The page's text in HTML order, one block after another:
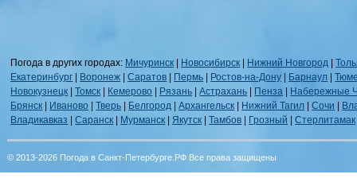
Погода в других городах: Мичуринск | Новосибирск | Нижний Новгород |
Екатеринбург | Воронеж |Саратов | Пермь | Ростов-на-Дону | Барнаул |
Новокузнецк |Томск | Кемерово | Рязань |Астрахань | Пенза | Набережные
Брянск | Иваново |Тверь | Белгород |Архангельск | Нижний Тагил |Сочи |
Владикавказ |Саранск | Мурманск | Якутск |Тамбов | Грозный |Стерлитамак
© 2013-2026 Погода в Санкт-Петербурге.РФ Все права защищены